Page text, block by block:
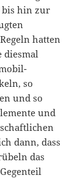
bis hin zur
hatten
diesmal
so
und so
und
dann, dass
das